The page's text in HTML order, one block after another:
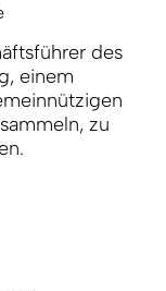
des
einem
zu